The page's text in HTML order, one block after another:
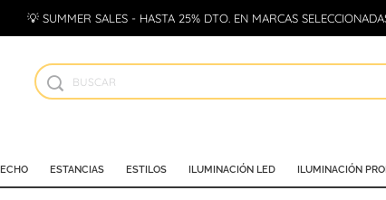
💡 SUMMER SALES - HASTA 25% DTO. EN MARCAS
ESTANCIAS ESTILOS ILUMINACIÓN LED ILUMINACIÓN